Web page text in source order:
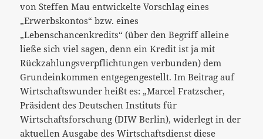
von Steffen Mau entwickelte Vorschlag eines
„Erwerbskontos“ bzw. eines
„Lebenschancenkredits“ (über den Begriff alleine
ließe sich viel sagen, denn ein Kredit ist ja mit
Rückzahlungsverpflichtungen verbunden) dem
Grundeinkommen entgegengestellt. Im Beitrag auf
Wirtschaftswunder heißt es: „Marcel Fratzscher,
Präsident des Deutschen Instituts für
Wirtschaftsforschung (DIW Berlin), widerlegt in der
aktuellen Ausgabe des Wirtschaftsdienst diese